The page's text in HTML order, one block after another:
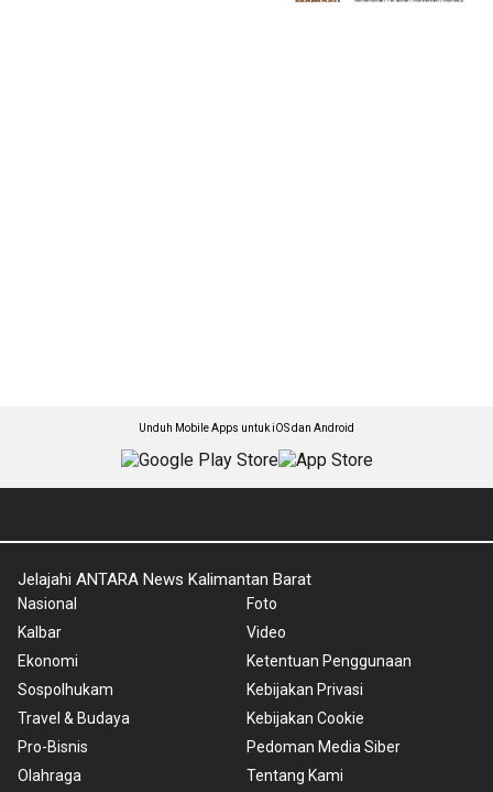
Unduh Mobile Apps untuk iOS dan Android
Jelajahi ANTARA News Kalimantan Barat
Nasional
Kalbar
Ekonomi
Sospolhukam
Travel & Budaya
Pro-Bisnis
Olahraga
Foto
Video
Ketentuan Penggunaan
Kebijakan Privasi
Kebijakan Cookie
Pedoman Media Siber
Tentang Kami